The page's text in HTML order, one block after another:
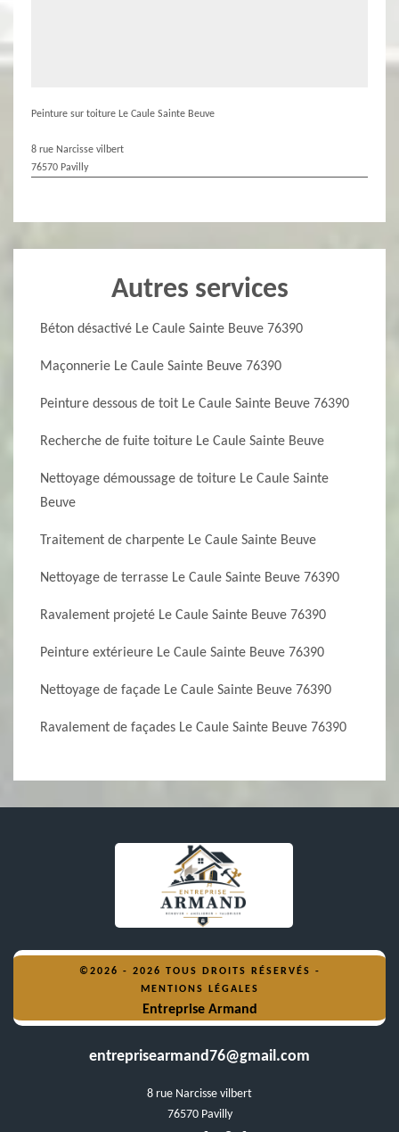
Peinture sur toiture Le Caule Sainte Beuve
8 rue Narcisse vilbert
76570 Pavilly
Autres services
Béton désactivé Le Caule Sainte Beuve 76390
Maçonnerie Le Caule Sainte Beuve 76390
Peinture dessous de toit Le Caule Sainte Beuve 76390
Recherche de fuite toiture Le Caule Sainte Beuve
Nettoyage démoussage de toiture Le Caule Sainte
Beuve
Traitement de charpente Le Caule Sainte Beuve
Nettoyage de terrasse Le Caule Sainte Beuve 76390
Ravalement projeté Le Caule Sainte Beuve 76390
Peinture extérieure Le Caule Sainte Beuve 76390
Nettoyage de façade Le Caule Sainte Beuve 76390
Ravalement de façades Le Caule Sainte Beuve 76390
©2026 - 2026 TOUS DROITS RÉSERVÉS -
MENTIONS LÉGALES
Entreprise Armand
entreprisearmand76@gmail.com
8 rue Narcisse vilbert
76570 Pavilly